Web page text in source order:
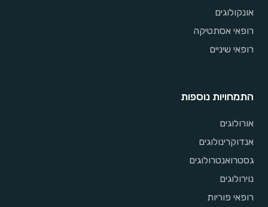
אונקולוגים
רופאי אסתטיקה
רופאי שיניים
התמחויות נוספות
אורולוגים
אנדוקרינולוגים
גסטרואנטרולוגים
נוירולוגים
רופאי פוריות